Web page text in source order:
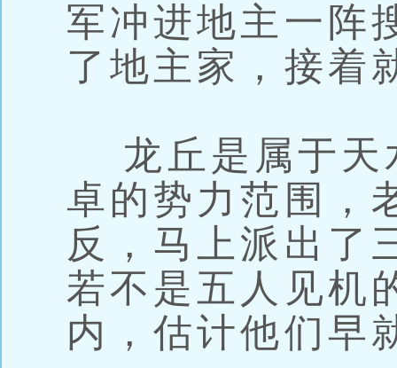
军冲进地主一阵
了地主家，接着
龙丘是属于天
卓的势力范围，
反，马上派出了
若不是五人见机
内，估计他们早